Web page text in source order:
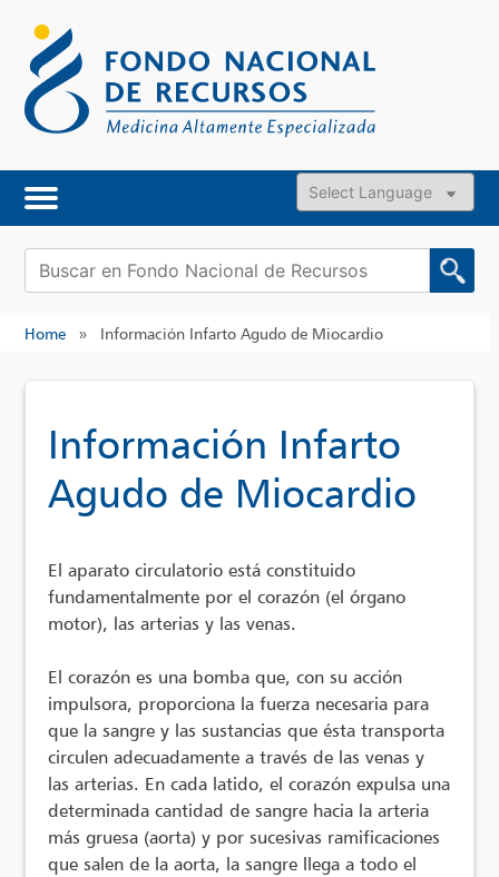
content
Powered by
Buscar:
Home » Información Infarto Agudo de Miocardio
Información Infarto
Agudo de Miocardio
El aparato circulatorio está constituido
fundamentalmente por el corazón (el órgano
motor), las arterias y las venas.
El corazón es una bomba que, con su acción
impulsora, proporciona la fuerza necesaria para
que la sangre y las sustancias que ésta transporta
circulen adecuadamente a través de las venas y
las arterias. En cada latido, el corazón expulsa una
determinada cantidad de sangre hacia la arteria
más gruesa (aorta) y por sucesivas ramificaciones
que salen de la aorta, la sangre llega a todo el